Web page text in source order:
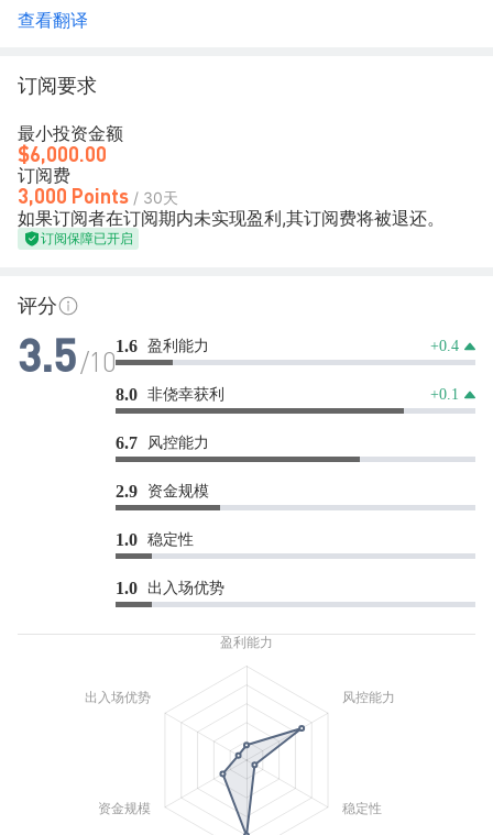
查看翻译
订阅要求
最小投资金额
$6,000.00
订阅费
3,000 Points / 30天
如果订阅者在订阅期内未实现盈利,其订阅费将被退还。
订阅保障已开启
评分
3.5/101.6 盈利能力 +0.4
8.0 非侥幸获利 +0.1
6.7 风控能力
2.9 资金规模
1.0 稳定性
1.0 出入场优势